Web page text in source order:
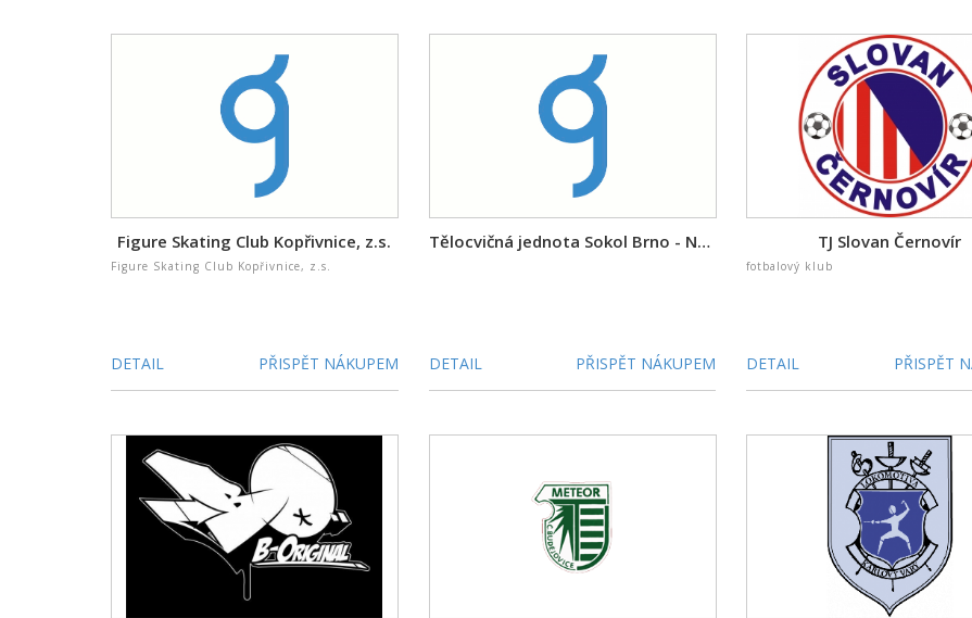
Figure Skating Club Kopřivnice, z.s.
Figure Skating Club Kopřivnice, z.s.
DETAIL PŘISPĚT NÁKUPEM
Tělocvičná jednota Sokol Brno - Nový Lískovec
DETAIL PŘISPĚT NÁKUPEM
TJ Slovan Černovír
fotbalový klub
DETAIL PŘISPĚT